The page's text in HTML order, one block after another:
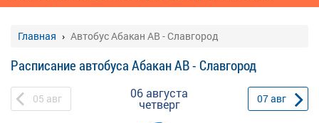
Главная Автобус Абакан АВ - Славгород
Расписание автобуса Абакан АВ - Славгород
05 авг 06 августа
четверг 07авг